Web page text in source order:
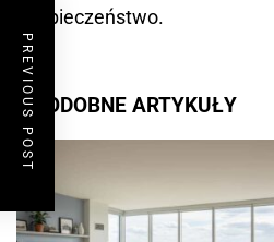
bezpieczeństwo.
PREVIOUS POST PODOBNE ARTYKUŁY